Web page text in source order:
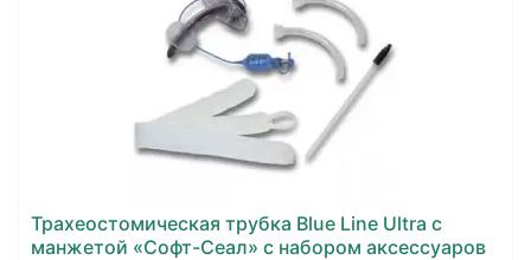
Трахеостомическая трубка Blue Line Ultra с
манжетой «Софт-Сеал» с набором аксессуаров